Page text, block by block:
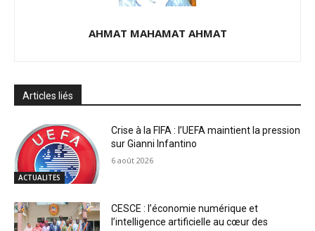
AHMAT MAHAMAT AHMAT
Articles liés
ACTUALITES
Crise à la FIFA : l’UEFA maintient la pression
sur Gianni Infantino
6 août 2026
CESCE : l’économie numérique et
l’intelligence artificielle au cœur des